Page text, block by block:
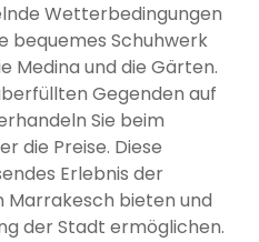
Wetterbedingungen
bequemes Schuhwerk
Medina und die Gärten.
Gegenden auf
Sie beim
die Preise. Diese
Erlebnis der
Marrakesch bieten und
der Stadt ermöglichen.